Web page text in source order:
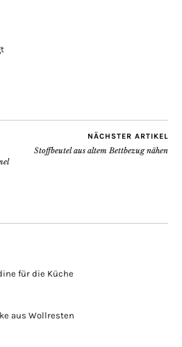
NÄCHSTER ARTIKEL
Stoffbeutel aus altem Bettbezug nähen
für die Küche
aus Wollresten